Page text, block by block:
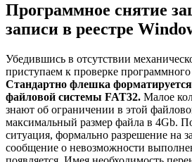
Программное снятие
записи в реестре
Убедившись в отсутствии
приступаем к проверке программного
Стандартно флешка форматируется
файловой системы FAT32. Малое
знают об ограничении в этой
максимальный размер файла в 4Gb.
ситуация, формально разрешение на
сообщение о невозможности